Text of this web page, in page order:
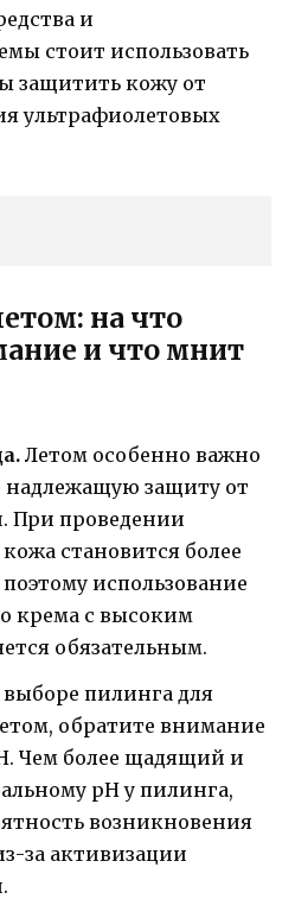
и
стоит использовать
защитить кожу от
ультрафиолетовых
на что
и что мнит
Летом особенно важно
надлежащую защиту от
При проведении
становится более
использование
крема с высоким
обязательным.
пилинга для
обратите внимание
Чем более щадящий и
pH у пилинга,
возникновения
за активизации